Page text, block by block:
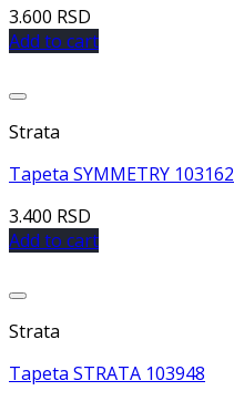
3.600 RSD
Add to cart
Strata
Tapeta SYMMETRY 103162
3.400 RSD
Add to cart
Strata
Tapeta STRATA 103948